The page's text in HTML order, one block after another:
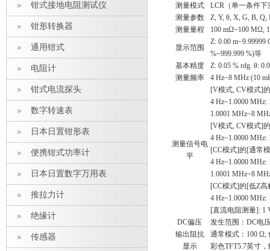
钳式接地电阻测试仪
钳形转换器
通用钳式
电阻计
钳式电流探头
数字转速表
日本日置钳形表
便携钳式功率计
日本日置数字万用表
推拉力计
绝缘计
传感器
测量模式
LCR（单一条件
测量参数
Z, Y, θ, X, G, B, Q,
测量量程
100 mΩ~100 MΩ,
显示范围
Z: 0.00 m~9.99999
%~999.999 %)等
基本精度
Z: 0.05 % rdg. θ:
测量频率
4 Hz~8 MHz (10
测量信号电
平
[V模式, CV模式]
4 Hz~1.0000
1.0001 MHz~8
[V模式, CV模式]
4 Hz~1.0000
[CC模式]的[通常
4 Hz~1.0000
1.0001 MHz~8
[CC模式]的[低Z高
4 Hz~1.0000 MHz:
[直流电阻测量]: 1
DC偏压
发生范围：DC电
输出阻抗
通常模式：100 Ω,
显示
彩色TFT5.7英寸